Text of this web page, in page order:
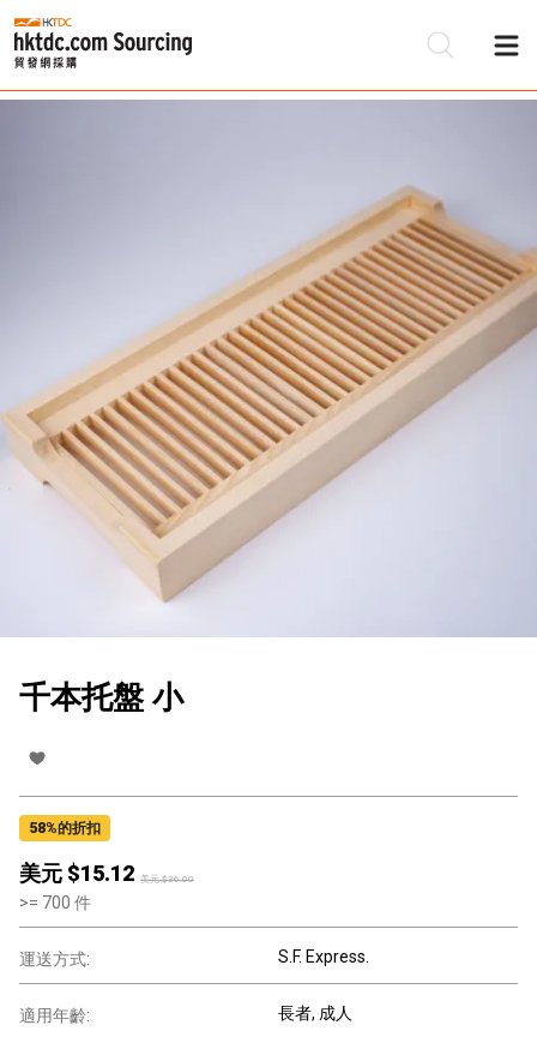
千本托盤 小
58%的折扣
美元 $15.12 美元 $36.00
>= 700 件
運送方式: S.F. Express.
適用年齡: 長者, 成人